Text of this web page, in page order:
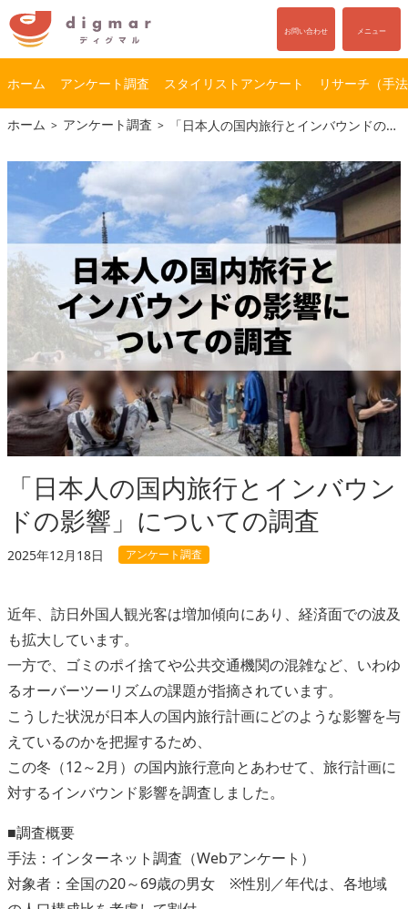
コ
ン
へ
キ
ッ
ナ
ビ
ョ
に
移
お問い合わせ メニュー
ホーム アンケート調査 スタイリストアンケート リサーチ（手
ホーム アンケート調査 「日本人の国内旅行とインバウンドの影響」についての調査
「日本人の国内旅行とインバウン
ドの影響」についての調査
2025年12月18日 アンケート調査
近年、訪日外国人観光客は増加傾向にあり、経済面での波及
も拡大しています。
一方で、ゴミのポイ捨てや公共交通機関の混雑など、いわゆ
るオーバーツーリズムの課題が指摘されています。
こうした状況が日本人の国内旅行計画にどのような影響を与
えているのかを把握するため、
この冬（12～2月）の国内旅行意向とあわせて、旅行計画に
対するインバウンド影響を調査しました。
■調査概要
手法：インターネット調査（Webアンケート）
対象者：全国の20～69歳の男女 ※性別／年代は、各地域